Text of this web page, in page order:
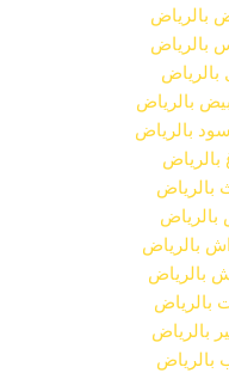
بالرياض
بالرياض
بالرياض
بالرياض
بالرياض
بالرياض
بالرياض
بالرياض
بالرياض
بالرياض